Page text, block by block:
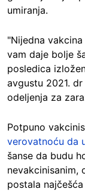
umiranja.
"Nijedna
vam daje bolje
posledica
avgustu 2021.
odeljenja za
Potpuno
verovatnoću da
šanse da budu
nevakcinisanim,
postala